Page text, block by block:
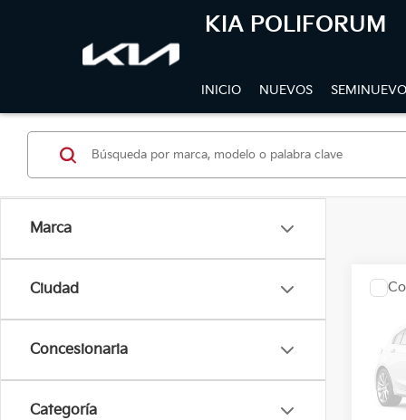
KIA POLIFORUM
INICIO NUEVOS
Marca
Ciudad
Concesionaria
Categoría
VIN: